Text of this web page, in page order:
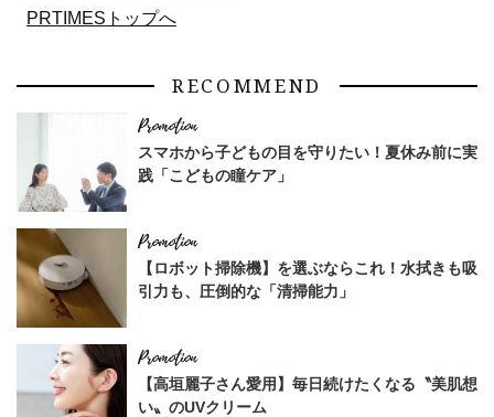
PRTIMESトップへ
RECOMMEND
スマホから子どもの目を守りたい！夏休み前に実
践「こどもの瞳ケア」
【ロボット掃除機】を選ぶならこれ！水拭きも吸
引力も、圧倒的な「清掃能力」
【高垣麗子さん愛用】毎日続けたくなる〝美肌想
い〟のUVクリーム